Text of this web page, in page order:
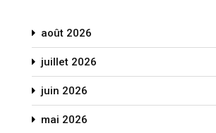
août 2026
juillet 2026
juin 2026
mai 2026